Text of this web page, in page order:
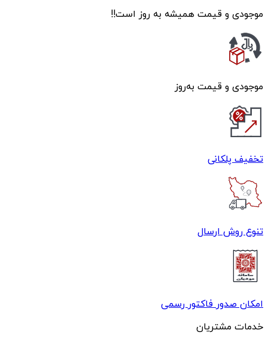
موجودی و قیمت همیشه به روز است!!
موجودی و قیمت به‌روز
تخفیف پلکانی
تنوع روش ارسال
امکان صدور فاکتور رسمی
خدمات مشتریان